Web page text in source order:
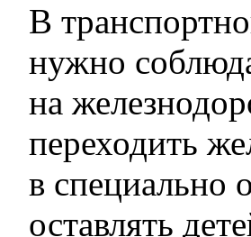
В
нужно
на
переходить
в специально
оставлять